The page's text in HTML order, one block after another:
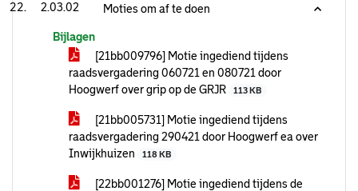
2.03.02 Moties om af te doen
Bijlagen
[21bb009796] Motie ingediend tijdens
raadsvergadering 060721 en 080721 door
Hoogwerf over grip op de GRJR
113 KB
[21bb005731] Motie ingediend tijdens
raadsvergadering 290421 door Hoogwerf ea over
Inwijkhuizen
118 KB
[22bb001276] Motie ingediend tijdens de